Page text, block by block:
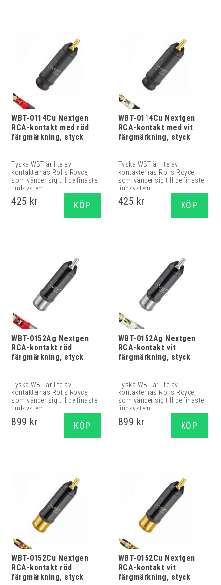
WBT-0114Cu Nextgen
RCA-kontakt med röd
färgmärkning, styck
Tyska WBT är lite av
kontakternas Rolls Royce,
som vänder sig till de finaste
ljudsystem...
425 kr KÖP
WBT-0114Cu Nextgen
RCA-kontakt med vit
färgmärkning, styck
Tyska WBT är lite av
kontakternas Rolls Royce,
som vänder sig till de finaste
ljudsystem...
425 kr KÖP
WBT-0152Ag Nextgen
RCA-kontakt röd
färgmärkning, styck
Tyska WBT är lite av
kontakternas Rolls Royce,
som vänder sig till de finaste
ljudsystem...
899 kr KÖP
WBT-0152Ag Nextgen
RCA-kontakt vit
färgmärkning, styck
Tyska WBT är lite av
kontakternas Rolls Royce,
som vänder sig till de finaste
ljudsystem...
899 kr KÖP
WBT-0152Cu Nextgen
RCA-kontakt röd
färgmärkning, styck
WBT-0152Cu Nextgen
RCA-kontakt vit
färgmärkning, styck